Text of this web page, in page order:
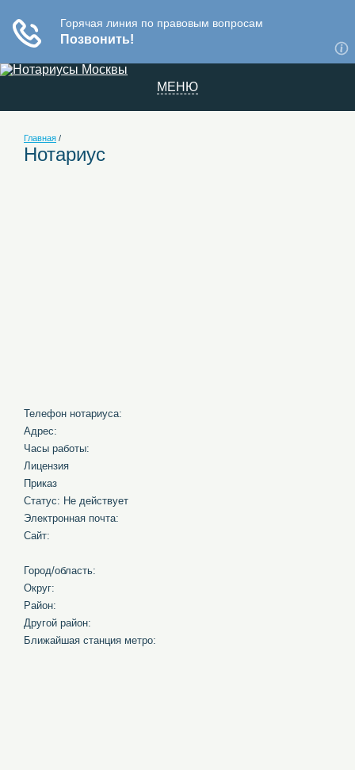
МЕНЮ
Главная /
Нотариус
Телефон нотариуса:
Адрес:
Часы работы:
Лицензия
Приказ
Статус: Не действует
Электронная почта:
Сайт:
Город/область:
Округ:
Район:
Другой район:
Ближайшая станция метро: